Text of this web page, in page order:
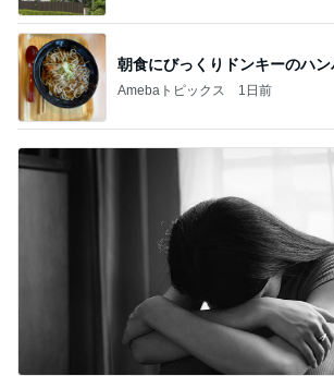
朝食にびっくりドンキーのハ
Amebaトピックス 1日前